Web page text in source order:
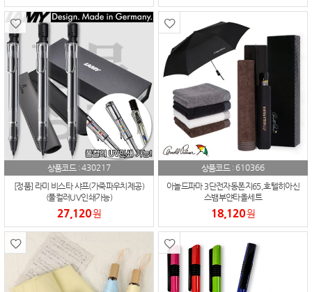
상품코드 :430217
[정품] 라미 비스타 샤프(가죽파우치제공)
(풀컬러UV인쇄가능)
27,120원
상품코드 : 610366
아놀드파마 3단전자동폰지65,호텔히아신
스뱀부얀타올세트
18,120원